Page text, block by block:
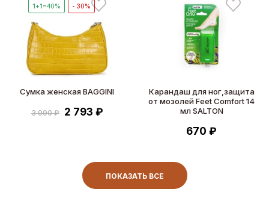
1+1=40% - 30%
Сумка женская BAGGINI
3 990 ₽ 2 793 ₽
Карандаш для ног,защита
от мозолей Feet Comfort 14
мл SALTON
670 ₽
ПОКАЗАТЬ ВСЕ